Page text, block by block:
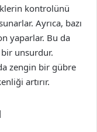
kontrolünü
Ayrıca, bazı
yaparlar. Bu da
unsurdur.
zengin bir gübre
artırır.